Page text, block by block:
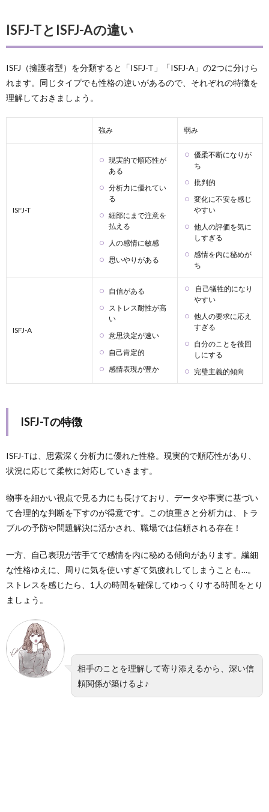
ISFJ-TとISFJ-Aの違い
ISFJ（擁護者型）を分類すると「ISFJ-T」「ISFJ-A」の2つに分けら
れます。同じタイプでも性格の違いがあるので、それぞれの特徴を
理解しておきましょう。
強み 弱み
ISFJ-T
現実的で順応性が
ある
分析力に優れてい
る
細部にまで注意を
払える
人の感情に敏感
思いやりがある
優柔不断になりが
ち
批判的
変化に不安を感じ
やすい
他人の評価を気に
しすぎる
感情を内に秘めが
ち
ISFJ-A
自信がある
ストレス耐性が高
い
意思決定が速い
自己肯定的
感情表現が豊か
自己犠牲的になり
やすい
他人の要求に応え
すぎる
自分のことを後回
しにする
完璧主義的傾向
ISFJ-Tの特徴
ISFJ-Tは、思索深く分析力に優れた性格。現実的で順応性があり、
状況に応じて柔軟に対応していきます。
物事を細かい視点で見る力にも長けており、データや事実に基づい
て合理的な判断を下すのが得意です。この慎重さと分析力は、トラ
ブルの予防や問題解決に活かされ、職場では信頼される存在！
一方、自己表現が苦手てで感情を内に秘める傾向があります。繊細
な性格ゆえに、周りに気を使いすぎて気疲れしてしまうことも…。
ストレスを感じたら、1人の時間を確保してゆっくりする時間をとり
ましょう。
相手のことを理解して寄り添えるから、深い信
頼関係が築けるよ♪